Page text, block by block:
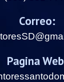
Correo:
Pagina